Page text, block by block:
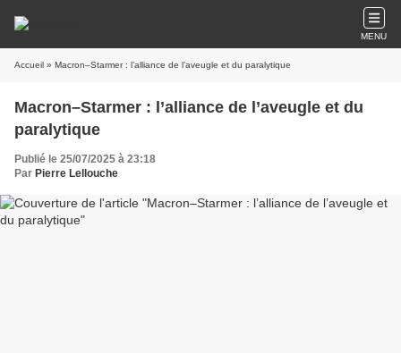
MENU
Accueil » Macron–Starmer : l’alliance de l’aveugle et du paralytique
Macron–Starmer : l’alliance de l’aveugle et du
paralytique
Publié le 25/07/2025 à 23:18
Par Pierre Lellouche